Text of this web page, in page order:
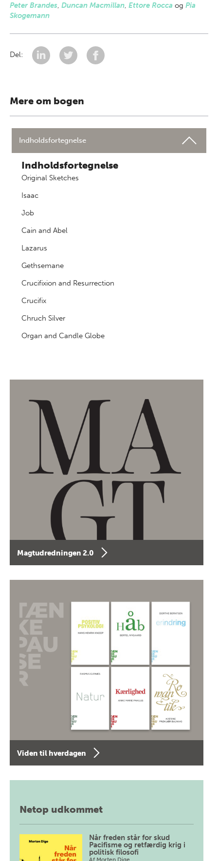
Peter Brandes, Duncan Macmillan, Ettore Rocca og Pia
Skogemann
Del:
Mere om bogen
Indholdsfortegnelse
Indholdsfortegnelse
Original Sketches
Isaac
Job
Cain and Abel
Lazarus
Gethsemane
Crucifixion and Resurrection
Crucifix
Chruch Silver
Organ and Candle Globe
Magtudredningen 2.0
Viden til hverdagen
Netop udkommet
Når freden står for skud
Pacifisme og retfærdig krig i
politisk filosofi
Af Morten Dige